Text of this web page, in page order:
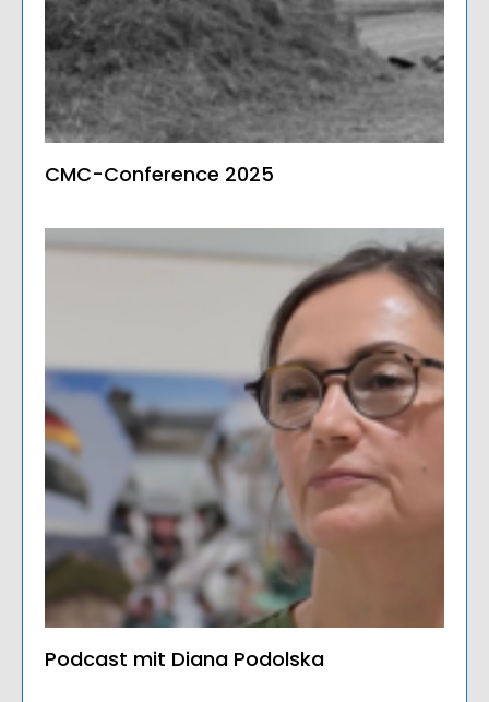
CMC-Conference 2025
Podcast mit Diana Podolska